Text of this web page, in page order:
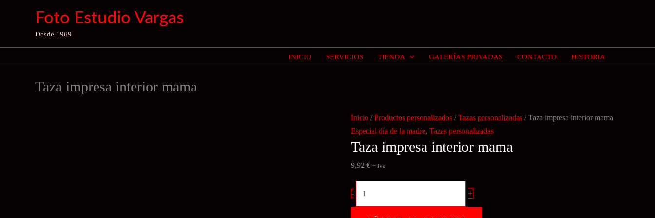
Foto Estudio Vargas
Desde 1969
INICIO SERVICIOS TIENDA GALERÍAS PRIVADAS CONTACTO HISTORIA
Taza impresa interior mama
Inicio /Productos personalizados /Tazas personalizadas / Taza impresa interior mama
Especial día de la madre, Tazas personalizadas
Taza impresa interior mama
9,92 € + Iva
- +